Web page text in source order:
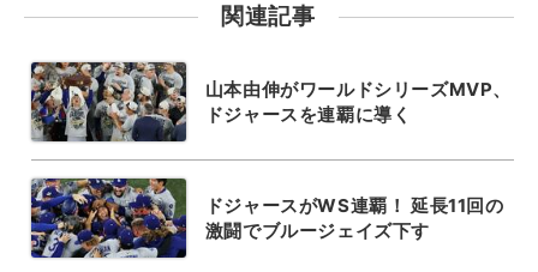
関連記事
山本由伸がワールドシリーズMVP、
ドジャースを連覇に導く
ドジャースがWS連覇！ 延長11回の
激闘でブルージェイズ下す